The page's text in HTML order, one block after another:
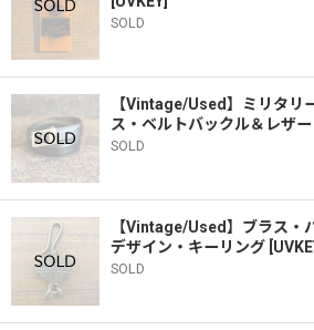
SOLD
【Vintage/Used】ミリタリ
ス・ベルトバックル＆レザー
SOLD
【Vintage/Used】ブラス・
デザイン・キーリング
SOLD